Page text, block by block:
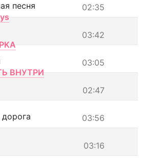
02:35
песня
03:42
03:05
ВНУТРИ
02:47
03:56
03:16